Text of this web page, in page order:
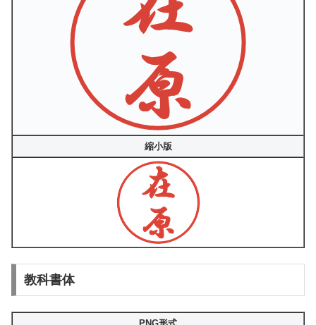
縮小版
教科書体